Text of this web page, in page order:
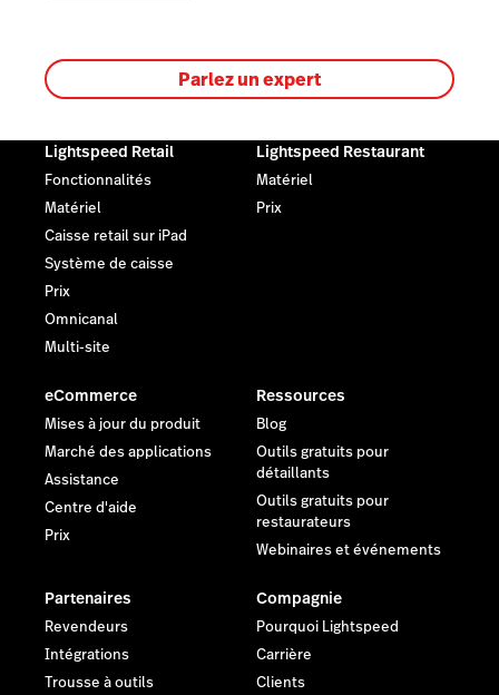
Parlez un expert
Lightspeed Retail
Fonctionnalités
Matériel
Caisse retail sur iPad
Système de caisse
Prix
Omnicanal
Multi-site
Lightspeed Restaurant
Matériel
Prix
eCommerce
Mises à jour du produit
Marché des applications
Assistance
Centre d'aide
Prix
Ressources
Blog
Outils gratuits pour
détaillants
Outils gratuits pour
restaurateurs
Webinaires et événements
Partenaires
Revendeurs
Intégrations
Trousse à outils
Compagnie
Pourquoi Lightspeed
Carrière
Clients